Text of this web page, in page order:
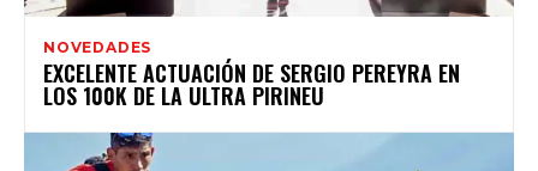
NOVEDADES
EXCELENTE ACTUACIÓN DE SERGIO PEREYRA EN
LOS 100K DE LA ULTRA PIRINEU